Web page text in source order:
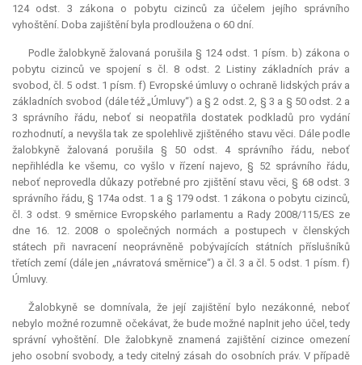
124 odst. 3 zákona o pobytu cizinců za účelem jejího správního
vyhoštění. Doba zajištění byla prodloužena o 60 dní.
Podle žalobkyně žalovaná porušila § 124 odst. 1 písm. b) zákona o
pobytu cizinců ve spojení s čl. 8 odst. 2 Listiny základních práv a
svobod, čl. 5 odst. 1 písm. f) Evropské úmluvy o ochraně lidských práv a
základních svobod (dále též „Úmluvy“) a § 2 odst. 2, § 3 a § 50 odst. 2 a
3 správního řádu, neboť si neopatřila dostatek podkladů pro vydání
rozhodnutí, a nevyšla tak ze spolehlivě zjištěného stavu věci. Dále podle
žalobkyně žalovaná porušila § 50 odst. 4 správního řádu, neboť
nepřihlédla ke všemu, co vyšlo v řízení najevo, § 52 správního řádu,
neboť neprovedla důkazy potřebné pro zjištění stavu věci, § 68 odst. 3
správního řádu, § 174a odst. 1 a § 179 odst. 1 zákona o pobytu cizinců,
čl. 3 odst. 9 směrnice Evropského parlamentu a Rady 2008/115/ES ze
dne 16. 12. 2008 o společných normách a postupech v členských
státech při navracení neoprávněně pobývajících státních příslušníků
třetích zemí (dále jen „návratová směrnice“) a čl. 3 a čl. 5 odst. 1 písm. f)
Úmluvy.
Žalobkyně se domnívala, že její zajištění bylo nezákonné, neboť
nebylo možné rozumně očekávat, že bude možné naplnit jeho účel, tedy
správní vyhoštění. Dle žalobkyně znamená zajištění cizince omezení
jeho osobní svobody, a tedy citelný zásah do osobních práv. V případě